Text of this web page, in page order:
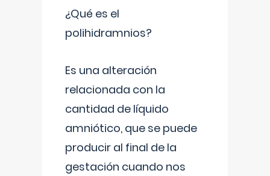
¿Qué es el
polihidramnios?
Es una alteración
relacionada con la
cantidad de líquido
amniótico, que se puede
producir al final de la
gestación cuando nos